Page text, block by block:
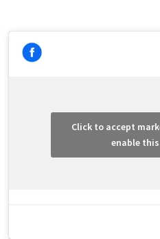
Click to accept
enable